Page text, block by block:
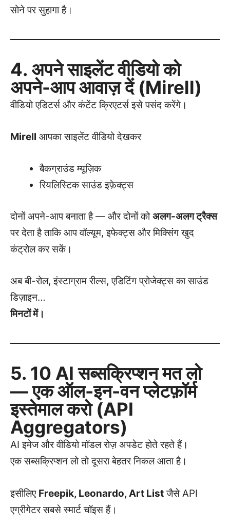
सोने पर सुहागा है।
4. अपने साइलेंट वीडियो को
अपने-आप आवाज़ दें (Mirell)
वीडियो एडिटर्स और कंटेंट क्रिएटर्स इसे पसंद करेंगे।
Mirell आपका साइलेंट वीडियो देखकर
बैकग्राउंड म्यूज़िक
रियलिस्टिक साउंड इफ़ेक्ट्स
दोनों अपने-आप बनाता है — और दोनों कोअलग-अलग ट्रैक्स
पर देता है ताकि आप वॉल्यूम, इफेक्ट्स और मिक्सिंग खुद
कंट्रोल कर सकें।
अब बी-रोल, इंस्टाग्राम रील्स, एडिटिंग प्रोजेक्ट्स का साउंड
डिज़ाइन…
मिनटों में।
5. 10 AI सब्सक्रिप्शन मत लो
— एक ऑल-इन-वन प्लेटफ़ॉर्म
इस्तेमाल करो (API
Aggregators)
AI इमेज और वीडियो मॉडल रोज़ अपडेट होते रहते हैं।
एक सब्सक्रिप्शन लो तो दूसरा बेहतर निकल आता है।
इसीलिए Freepik, Leonardo, Art Listजैसे API
एग्रीगेटर सबसे स्मार्ट चॉइस हैं।